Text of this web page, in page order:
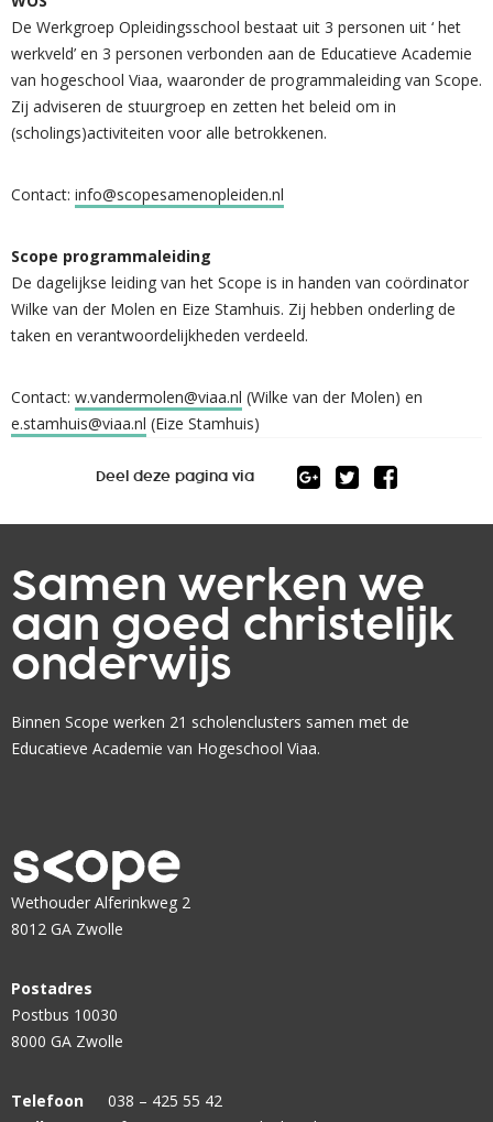
De Werkgroep Opleidingsschool bestaat uit 3 personen uit ‘ het
werkveld’ en 3 personen verbonden aan de Educatieve Academie
van hogeschool Viaa, waaronder de programmaleiding van Scope.
Zij adviseren de stuurgroep en zetten het beleid om in
(scholings)activiteiten voor alle betrokkenen.
Contact: info@scopesamenopleiden.nl
Scope programmaleiding
De dagelijkse leiding van het Scope is in handen van coördinator
Wilke van der Molen en Eize Stamhuis. Zij hebben onderling de
taken en verantwoordelijkheden verdeeld.
Contact: w.vandermolen@viaa.nl (Wilke van der Molen) en
e.stamhuis@viaa.nl (Eize Stamhuis)
Deel deze pagina via
Samen werken we
aan goed christelijk
onderwijs
Binnen Scope werken 21 scholenclusters samen met de
Educatieve Academie van Hogeschool Viaa.
Wethouder Alferinkweg 2
8012 GA Zwolle
Postadres
Postbus 10030
8000 GA Zwolle
Telefoon
038 – 425 55 42